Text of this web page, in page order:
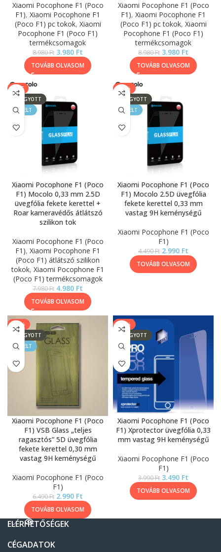
Xiaomi Pocophone F1 (Poco
F1), Xiaomi Pocophone F1
(Poco F1) pc tokok, Xiaomi
Pocophone F1 (Poco F1)
termékcsomagok
8.980Ft 3.980 Ft
TOVÁBB OLVASOM
Xiaomi Pocophone F1 (Poco
F1), Xiaomi Pocophone F1
(Poco F1) pc tokok, Xiaomi
Pocophone F1 (Poco F1)
termékcsomagok
8.980Ft 3.980 Ft
TOVÁBB OLVASOM
SALE
ELFOGYOTT
KIEMELT
Xiaomi Pocophone F1 (Poco
F1) Mocolo 0,33 mm 2.5D
üvegfólia fekete kerettel +
Roar kameravédős átlátszó
szilikon tok
Xiaomi Pocophone F1 (Poco
F1), Xiaomi Pocophone F1
(Poco F1) átlátszó szilikon
tokok, Xiaomi Pocophone F1
(Poco F1) termékcsomagok
7.980Ft 4.980 Ft
TOVÁBB OLVASOM
-33%
ELFOGYOTT
KIEMELT
Xiaomi Pocophone F1 (Poco
F1) Mocolo 2.5D üvegfólia
fekete kerettel 0,33 mm
vastag 9H keménységű
Xiaomi Pocophone F1 (Poco
F1)
4.490Ft 2.990 Ft
TOVÁBB OLVASOM
-54%
ELFOGYOTT
KIEMELT
Xiaomi Pocophone F1 (Poco
F1) VSB Glass „teljes
ragasztós” 5D üvegfólia
fekete kerettel 0,30 mm
vastag 9H keménységű
Xiaomi Pocophone F1 (Poco
F1)
6.490Ft 2.990 Ft
TOVÁBB OLVASOM
-13%
ELFOGYOTT
Xiaomi Pocophone F1 (Poco
F1) Xprotector üvegfólia 0,33
mm vastag 9H keménységű
Xiaomi Pocophone F1 (Poco
F1)
3.990Ft 3.490 Ft
TOVÁBB OLVASOM
ELÉRHETŐSÉGEK
CÉGADATOK